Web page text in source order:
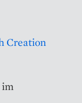
Creation
im